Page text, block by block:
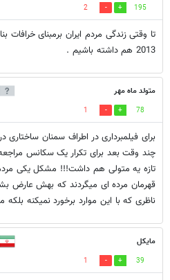
195
2
تا وقتی زندگی مردم ایران برمبنای
2013 هم داشته باشیم .
متولد ماه مهر
78
1
برای فیلمبرداری در اطراف سمنان
چند وقت بعد برای تکرار یک سکانس
تازه یه متولی هم داشت!!! مشکل یکی
قهرمان مرده ای میگردند که بهش عارض
ناظری که با این موارد برخورد نمیکنه
مایکل
39
1